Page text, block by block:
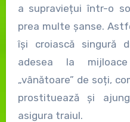
a supraviețui într-o
prea multe șanse.
își croiască singură
adesea la
„vânătoare” de soți,
prostituează și
asigura traiul.